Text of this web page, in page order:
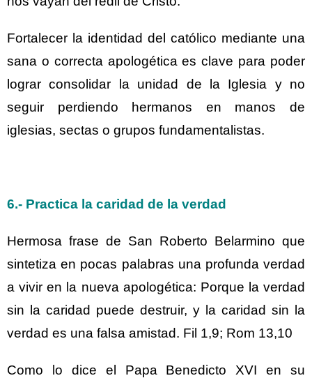
Fortalecer la identidad del católico mediante una
sana o correcta apologética es clave para poder
lograr consolidar la unidad de la Iglesia y no
seguir perdiendo hermanos en manos de
iglesias, sectas o grupos fundamentalistas.
6.- Practica la caridad de la verdad
Hermosa frase de San Roberto Belarmino que
sintetiza en pocas palabras una profunda verdad
a vivir en la nueva apologética: Porque la verdad
sin la caridad puede destruir, y la caridad sin la
verdad es una falsa amistad. Fil 1,9; Rom 13,10
Como lo dice el Papa Benedicto XVI en su